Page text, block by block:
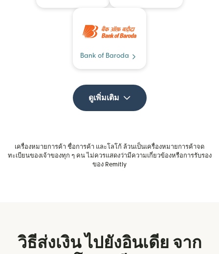
Bank of Baroda
ดูเพิ่มเติม
เครื่องหมายการค้า ชื่อการค้า และโลโก้ ล้วนเป็นเครื่องหมายการค้าจด
ทะเบียนของเจ้าของทุก ๆ คน ไม่ควรแสดงว่ามีความเกี่ยวข้องหรือการรับรอง
ของ Remitly
วิธีส่งเงิน ไปยังอินเดีย จาก